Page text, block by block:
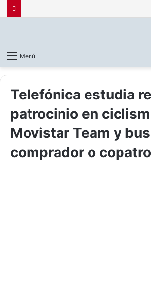
Menú
Telefónica estudia
patrocinio en
Movistar Team y
comprador o